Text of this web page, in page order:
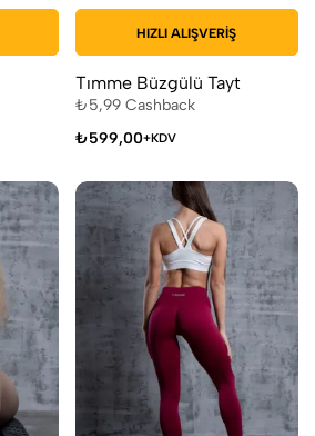
HIZLI ALIŞVERIŞ
Tımme Büzgülü Tayt
₺5,99Cashback
₺599,00+KDV